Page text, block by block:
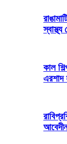
কাল
এরশাদ
আবেদীন